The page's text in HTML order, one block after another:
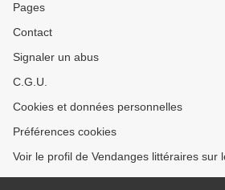
Pages
Contact
Signaler un abus
C.G.U.
Cookies et données personnelles
Préférences cookies
Voir le profil de Vendanges littéraires sur